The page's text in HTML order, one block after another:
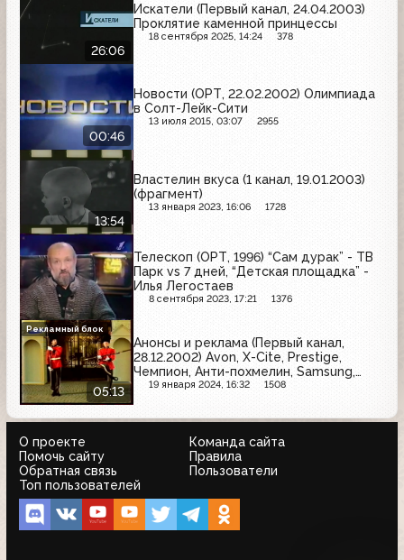
26:06
Искатели (Первый канал, 24.04.2003)
Проклятие каменной принцессы
18 сентября 2025, 14:24 378
00:46
Новости (ОРТ, 22.02.2002) Олимпиада
в Солт-Лейк-Сити
13 июля 2015, 03:07 2955
13:54
Властелин вкуса (1 канал, 19.01.2003)
(фрагмент)
13 января 2023, 16:06 1728
Телескоп (ОРТ, 1996) “Сам дурак” - ТВ
Парк vs 7 дней, “Детская площадка” -
Илья Легостаев
8 сентября 2023, 17:21 1376
05:13
Анонсы и реклама (Первый канал,
28.12.2002) Avon, X-Cite, Prestige,
Чемпион, Анти-похмелин, Samsung,
Raffaello, Fa, Chanel, Vitek, Микоян
19 января 2024, 16:32 1508
Рекламный блок
О проекте
Команда сайта
Помочь сайту
Правила
Обратная связь
Пользователи
Топ пользователей